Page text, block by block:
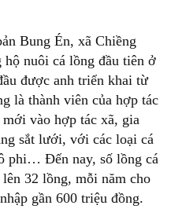
Bung Én, xã Chiềng
nuôi cá lồng đầu tiên ở
được anh triển khai từ
là thành viên của hợp tác
vào hợp tác xã, gia
sắt lưới, với các loại cá
phi… Đến nay, số lồng cá
32 lồng, mỗi năm cho
gần 600 triệu đồng.